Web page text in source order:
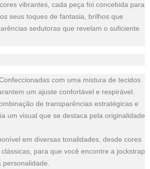
vibrantes, cada peça foi concebida para
seus toques de fantasia, brilhos que
sedutoras que revelam o suficiente
com uma mistura de tecidos
um ajuste confortável e respirável.
de transparências estratégicas e
um visual que se destaca pela originalidade
em diversas tonalidades, desde cores
para que você encontre a jockstrap